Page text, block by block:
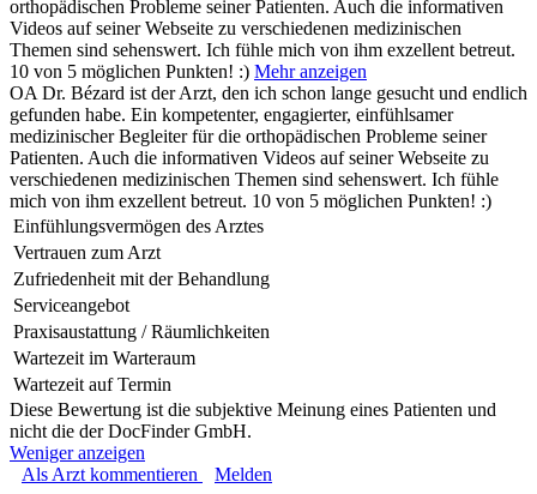
orthopädischen Probleme seiner Patienten. Auch die informativen
Videos auf seiner Webseite zu verschiedenen medizinischen
Themen sind sehenswert. Ich fühle mich von ihm exzellent betreut.
10 von 5 möglichen Punkten! :) Mehr anzeigen
OA Dr. Bézard ist der Arzt, den ich schon lange gesucht und endlich
gefunden habe. Ein kompetenter, engagierter, einfühlsamer
medizinischer Begleiter für die orthopädischen Probleme seiner
Patienten. Auch die informativen Videos auf seiner Webseite zu
verschiedenen medizinischen Themen sind sehenswert. Ich fühle
mich von ihm exzellent betreut. 10 von 5 möglichen Punkten! :)
Einfühlungsvermögen des Arztes
Vertrauen zum Arzt
Zufriedenheit mit der Behandlung
Serviceangebot
Praxisaustattung / Räumlichkeiten
Wartezeit im Warteraum
Wartezeit auf Termin
Diese Bewertung ist die subjektive Meinung eines Patienten und
nicht die der DocFinder GmbH.
Weniger anzeigen
Als Arzt kommentieren
Melden